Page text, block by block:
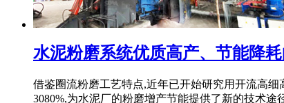
水泥粉磨系统优质高产、节能降
借鉴圈流粉磨工艺特点,近年已开始研究用开流高
3080%,为水泥厂的粉磨增产节能提供了新的技术途